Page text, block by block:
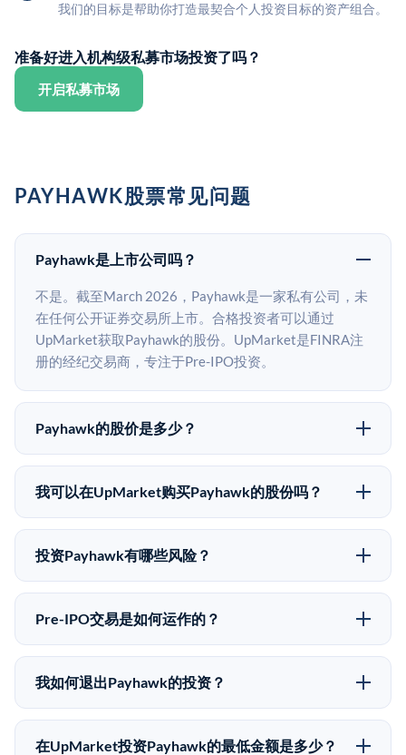
我们的目标是帮助你打造最契合个人投资目标的资产组合。
准备好进入机构级私募市场投资了吗？
开启私募市场
PAYHAWK股票常见问题
Payhawk是上市公司吗？
不是。截至March 2026，Payhawk是一家私有公司，未
在任何公开证券交易所上市。合格投资者可以通过
UpMarket获取Payhawk的股份。UpMarket是FINRA注
册的经纪交易商，专注于Pre-IPO投资。
Payhawk的股价是多少？
Payhawk没有公开股价，因为它是一家私有公司。最近
的已知股价来自其最近一轮融资。 二级市场上的Pre-
有所不同。
我可以在UpMarket购买Payhawk的股份吗？
可以。合格投资者可以通过填写本页表单或在
upmarket.co创建账户来表达对Payhawk股份的投资意
50,000美元。UpMarket是FINRA注册的经纪交易商，
自2019年以来已经纪超过5亿美元的另类投资。
投资Payhawk有哪些风险？
Pre-IPO投资存在重大风险。Payhawk的股份流动性低，
意味着没有公开市场可以快速出售。不存在确定的退出
好可能全部损失的准备。私有公司的估值在融资轮次之
间可能大幅波动。投资者应在投资前咨询其财务顾问并
Pre-IPO交易是如何运作的？
在Pre-IPO交易中，合格投资者通过二级市场平台从现有
股东（如员工、早期投资者或其他持有人）处购买股
为FINRA注册的经纪交易商促成这些交易，代表双方处
理合规、文件和结算事宜。
我如何退出Payhawk的投资？
Pre-IPO持股主要有两种退出途径：在二级市场将股份出
售给其他买家，或持有直到公司完成IPO或被收购。两
在UpMarket投资Payhawk的最低金额是多少？